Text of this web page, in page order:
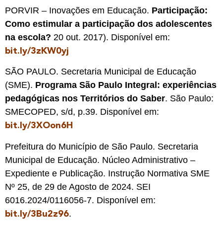
PORVIR – Inovações em Educação. Participação:
Como estimular a participação dos adolescentes
na escola? 20 out. 2017). Disponível em:
bit.ly/3zKW0yj
SÃO PAULO. Secretaria Municipal de Educação
(SME). Programa São Paulo Integral: experiências
pedagógicas nos Territórios do Saber. São Paulo:
SMECOPED, s/d, p.39. Disponível em:
bit.ly/3XOon6H
Prefeitura do Município de São Paulo. Secretaria
Municipal de Educação. Núcleo Administrativo –
Expediente e Publicação. Instrução Normativa SME
Nº 25, de 29 de Agosto de 2024. SEI
6016.2024/0116056-7. Disponível em:
bit.ly/3Bu2z96.